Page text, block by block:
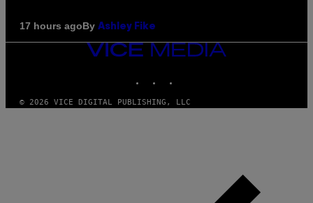
17 hours agoBy Ashley Fike
VICE
MEDIA
© 2026 VICE DIGITAL PUBLISHING, LLC